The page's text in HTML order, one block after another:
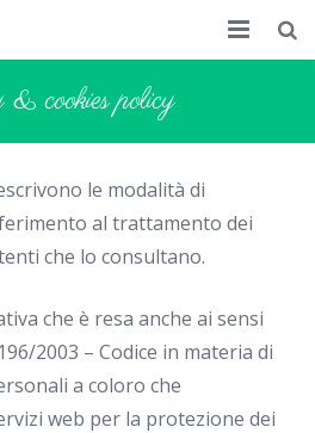
cookies policy
le modalità di
al trattamento dei
che lo consultano.
che è resa anche ai sensi
2003 – Codice in materia di
a coloro che
web per la protezione dei